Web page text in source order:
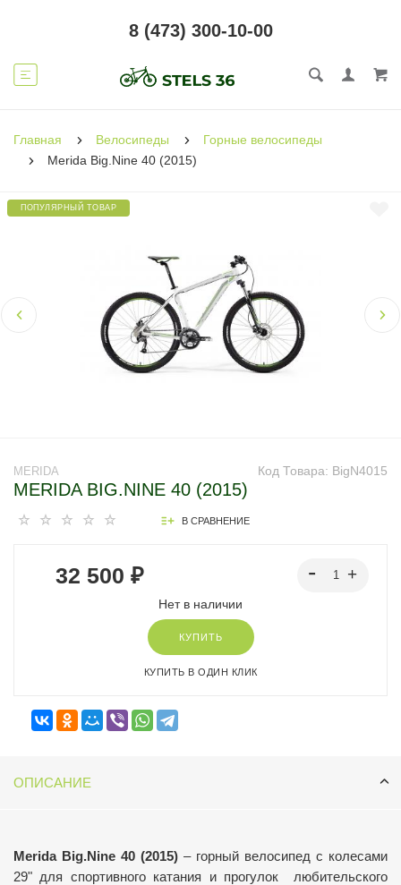
8 (473) 300-10-00
Главная Велосипеды
Горные велосипеды
Merida Big.Nine 40 (2015)
ПОПУЛЯРНЫЙ ТОВАР
Код Товара: BigN4015
MERIDA
MERIDA BIG.NINE 40 (2015)
В СРАВНЕНИЕ
32 500 ₽
Нет в наличии
КУПИТЬ
КУПИТЬ В ОДИН КЛИК
ОПИСАНИЕ
Merida Big.Nine 40 (2015) – горный велосипед с колесами
29" для спортивного катания и прогулок любительского